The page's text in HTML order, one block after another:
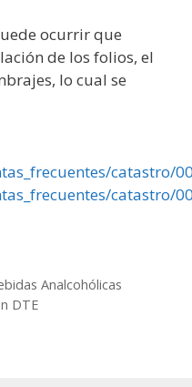
ocurrir que
de los folios, el
lo cual se
catastro/
catastro/
Analcohólicas
DTE